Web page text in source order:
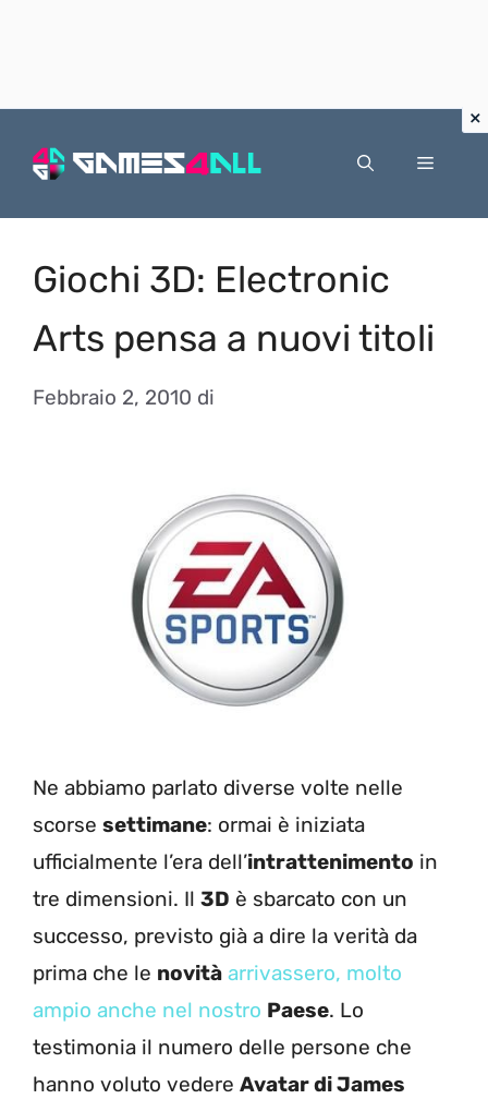
Menu
Giochi 3D: Electronic
Arts pensa a nuovi titoli
Febbraio 2, 2010 di
Ne abbiamo parlato diverse volte nelle
scorse settimane: ormai è iniziata
ufficialmente l’era dell’intrattenimento in
tre dimensioni. Il 3D è sbarcato con un
successo, previsto già a dire la verità da
prima che le novità arrivassero, molto
ampio anche nel nostro Paese. Lo
testimonia il numero delle persone che
hanno voluto vedere Avatar di James